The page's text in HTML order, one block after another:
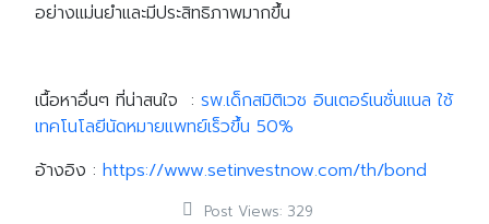
อย่างแม่นยำและมีประสิทธิภาพมากขึ้น
เนื้อหาอื่นๆ ที่น่าสนใจ : รพ.เด็กสมิติเวช อินเตอร์เนชั่นแนล ใช้
เทคโนโลยีนัดหมายแพทย์เร็วขึ้น 50%
อ้างอิง : https://www.setinvestnow.com/th/bond
Post Views: 329